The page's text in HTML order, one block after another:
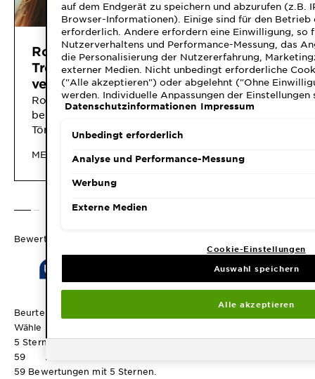
Rotbraunes Haar: der
Trend, nach dem alle Stars
verrückt sind
Rotbraune Haare sind nicht nur
bei den Stars beliebt! Welche
Töne zu welchem Typ passen und
Farben wichtig sind, erfährst Du
MEHR LESEN
Dein
4 Tipps,
Im
Bewertungen
Beurteilungsüberblick
Wähle unten eine Reihe aus, um Bewertungen zu filtern.
5 SterneSterne
59
59 Bewertungen mit 5 Sternen.
auf dem Endgerät zu speichern und abzurufen (z.B.
Browser-Informationen). Einige sind für den Betrieb
erforderlich. Andere erfordern eine Einwilligung, so
Nutzerverhaltens und Performance-Messung, das
die Personalisierung der Nutzererfahrung,
externer Medien. Nicht unbedingt erforderliche
("Alle akzeptieren") oder abgelehnt ("Ohne
werden. Individuelle Anpassungen der
speicherbar ("Auswahl speichern"). Die Auswahl
Datenschutzinformationen.
Datenschutzinformationen Impressum
Unbedingt erforderlich
Analyse und Performance-Messung
Werbung
Externe Medien
Cookie-Einstellungen
Auswahl speichern
Alle akzeptieren